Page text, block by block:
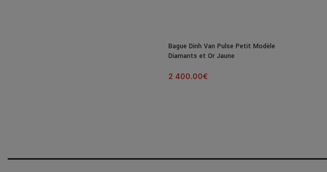
Bague Dinh Van Pulse Petit Modèle
Diamants et Or Jaune
2 400.00€